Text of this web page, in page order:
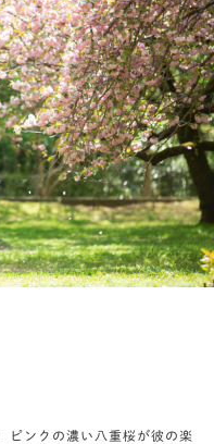
ピンクの濃い八重桜が彼の楽